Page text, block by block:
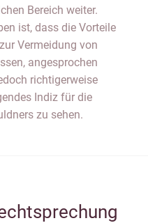
Bereich weiter.
ist, dass die Vorteile
Vermeidung von
angesprochen
richtigerweise
Indiz für die
zu sehen.